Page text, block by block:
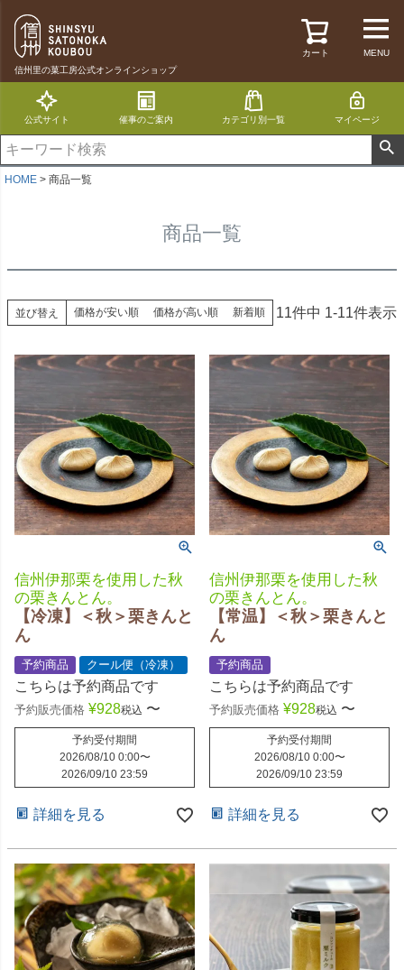
信州里の菓工房公式オンラインショップ
カート MENU
公式サイト 催事のご案内 カテゴリ別一覧 マイページ
HOME 商品一覧
商品一覧
並び替え 価格が安い順 価格が高い順 新着順 11件中 1-11件表示
信州伊那栗を使用した秋
の栗きんとん。
【冷凍】＜秋＞栗きんと
ん
予約商品 クール便（冷凍）
こちらは予約商品です
予約販売価格 ¥928税込 〜
予約受付期間
2026/08/10 0:00〜
2026/09/10 23:59
詳細を見る
信州伊那栗を使用した秋
の栗きんとん。
【常温】＜秋＞栗きんと
ん
予約商品
こちらは予約商品です
予約販売価格 ¥928税込 〜
予約受付期間
2026/08/10 0:00〜
2026/09/10 23:59
詳細を見る